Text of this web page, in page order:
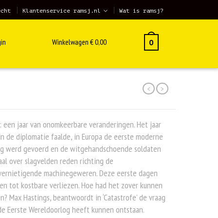
Klantenservice ramsj.nl Wat is ramsj?
Winkelwagen €0,00 0
< >
een jaar van onomkeerbare veranderingen. Het jaar
de diplomatie faalde, in Europa de eerste moderne
werd gevoerd en de witgehandschoende soldaten
over slagvelden reden richting de
machinegeweren. Deze eerste dagen
tot kostbare verliezen. Hoe had het zover kunnen
Max Hastings, beantwoordt in ‘Catastrofe’ de vraag
Eerste Wereldoorlog heeft kunnen ontstaan.